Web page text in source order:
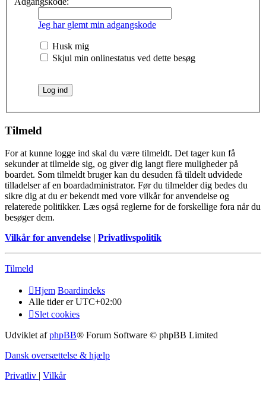
Jeg har glemt min adgangskode
Husk mig
Skjul min onlinestatus ved dette besøg
Tilmeld
For at kunne logge ind skal du være tilmeldt. Det tager kun få
sekunder at tilmelde sig, og giver dig langt flere muligheder på
boardet. Som tilmeldt bruger kan du desuden få tildelt udvidede
tilladelser af en boardadministrator. Før du tilmelder dig bedes du
sikre dig at du er bekendt med vore vilkår for anvendelse og
relaterede politikker. Læs også reglerne for de forskellige fora når du
besøger dem.
Vilkår for anvendelse | Privatlivspolitik
Tilmeld
Hjem Boardindeks
Alle tider erUTC+02:00
Slet cookies
Udviklet afphpBB® Forum Software © phpBB Limited
Dansk oversættelse & hjælp
Privatliv | Vilkår